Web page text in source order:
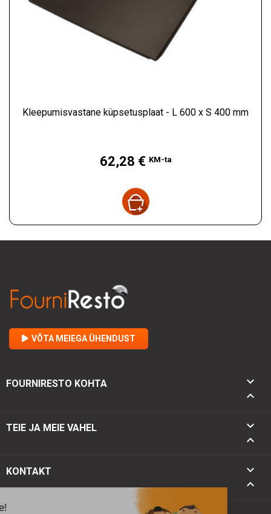
Kleepumisvastane küpsetusplaat - L 600 x S 400 mm
62,28 € KM-ta
VÕTA MEIEGA ÜHENDUST
FOURNIRESTO KOHTA


TEIE JA MEIE VAHEL


KONTAKT
keyboard_arrow_down
keyboard_arrow_up